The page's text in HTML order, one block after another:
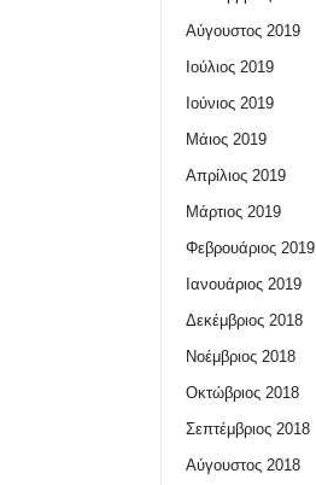
Αύγουστος 2019
Ιούλιος 2019
Ιούνιος 2019
Μάιος 2019
Απρίλιος 2019
Μάρτιος 2019
Φεβρουάριος 2019
Ιανουάριος 2019
Δεκέμβριος 2018
Νοέμβριος 2018
Οκτώβριος 2018
Σεπτέμβριος 2018
Αύγουστος 2018